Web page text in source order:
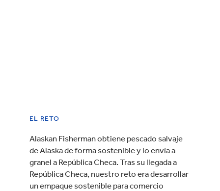
EL RETO
Alaskan Fisherman obtiene pescado salvaje
de Alaska de forma sostenible y lo envía a
granel a República Checa. Tras su llegada a
República Checa, nuestro reto era desarrollar
un empaque sostenible para comercio